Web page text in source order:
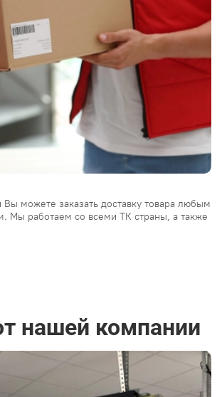
можете заказать доставку товара любым
Мы работаем со всеми ТК страны, а также
нашей компании